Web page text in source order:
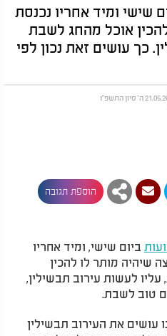
שישי ומיד אחריו נכנסת
אוכל מהחג לשבת
כך עושים זאת נכון לפי
ה' סיון התשפ"ו
הוספת תגובה
ביום שישי, ומיד אחריו
שיהיה מותר לו להכין
לעשות עירוב תבשילין,
טוב לשבת.
עושים את העירוב תבשילין